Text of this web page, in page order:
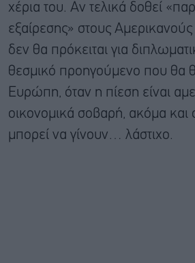
χέρια του. Αν τελικά δοθεί
εξαίρεσης» στους
δεν θα πρόκειται για
θεσμικό προηγούμενο που θα
Ευρώπη, όταν η πίεση είναι
οικονομικά σοβαρή, ακόμα και
μπορεί να γίνουν… λάστιχο.